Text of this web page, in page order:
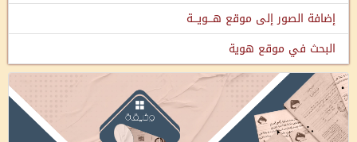
إضافة الصور إلى موقع هـــويـــة
البحث في موقع هوية